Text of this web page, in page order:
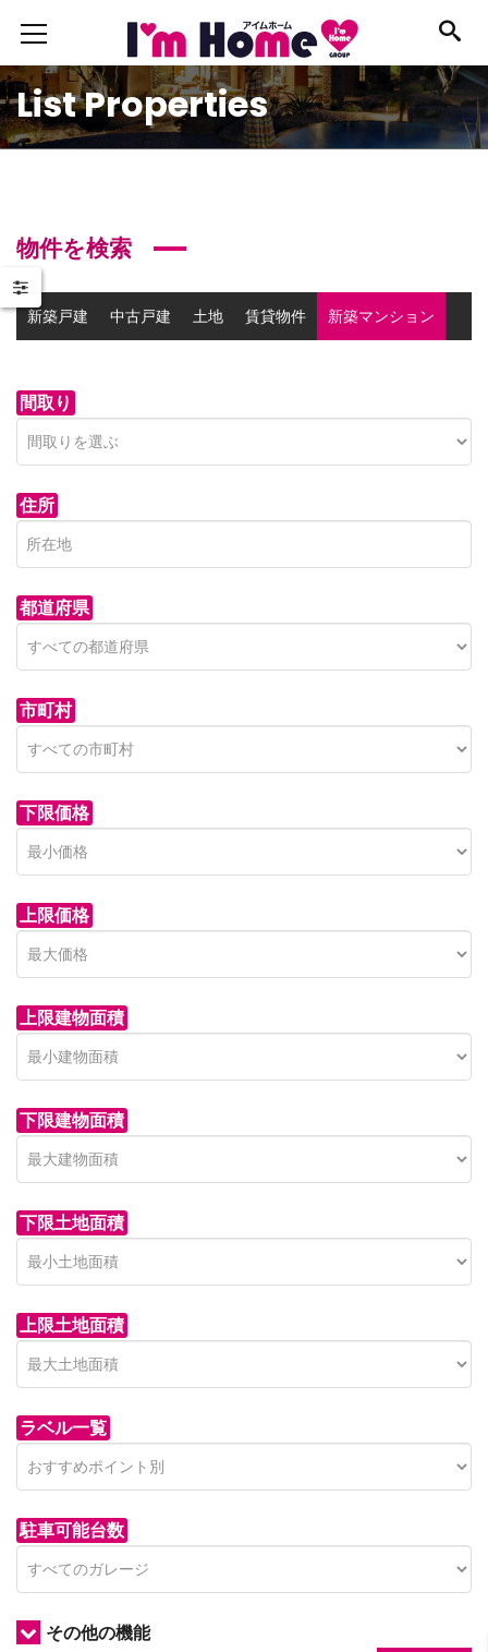
List Properties
物件を検索
新築戸建 中古戸建 土地 賃貸物件 新築マンション
間取り
住所
都道府県
市町村
下限価格
上限価格
上限建物面積
下限建物面積
下限土地面積
上限土地面積
ラベル一覧
駐車可能台数
その他の機能
青木新築分譲住宅
on call
Price on call
セン
850